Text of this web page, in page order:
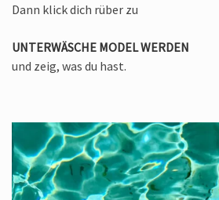
Dann klick dich rüber zu
UNTERWÄSCHE MODEL WERDEN
und zeig, was du hast.